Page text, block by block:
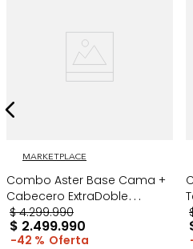
MARKETPLACE
Combo Aster Base Cama +
Cabecero ExtraDoble
Taupe/Madera
$ 4.299.990
$ 2.499.990
42 %